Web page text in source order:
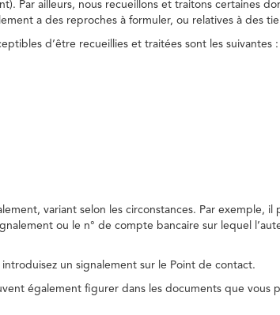
Par ailleurs, nous recueillons et traitons certaines
a des reproches à formuler, ou relatives à des
d’être recueillies et traitées sont les suivantes :
variant selon les circonstances. Par exemple,
ou le n° de compte bancaire sur lequel
un signalement sur le Point de contact.
également figurer dans les documents que vous